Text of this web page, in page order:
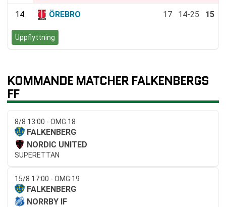
14. ÖREBRO 17 14-25 15
Uppflyttning
KOMMANDE MATCHER FALKENBERGS
FF
8/8 13:00 - OMG 18
FALKENBERG
NORDIC UNITED
SUPERETTAN
15/8 17:00 - OMG 19
FALKENBERG
NORRBY IF